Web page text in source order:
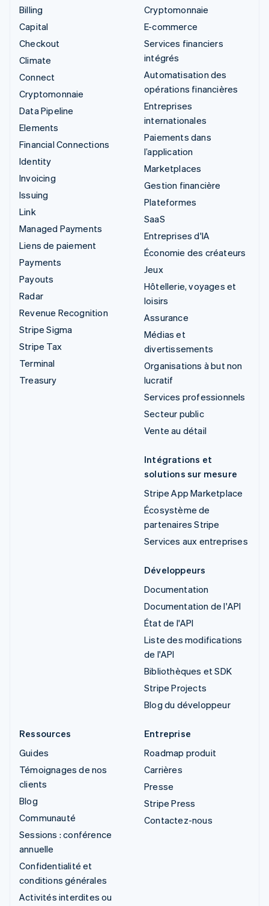
Billing
Capital
Checkout
Climate
Connect
Cryptomonnaie
Data Pipeline
Elements
Financial Connections
Identity
Invoicing
Issuing
Link
Managed Payments
Liens de paiement
Payments
Payouts
Radar
Revenue Recognition
Stripe Sigma
Stripe Tax
Terminal
Treasury
Cryptomonnaie
E-commerce
Services financiers
intégrés
Automatisation des
opérations financières
Entreprises
internationales
Paiements dans
l’application
Marketplaces
Gestion financière
Plateformes
SaaS
Entreprises d'IA
Économie des créateurs
Jeux
Hôtellerie, voyages et
loisirs
Assurance
Médias et
divertissements
Organisations à but non
lucratif
Services professionnels
Secteur public
Vente au détail
Intégrations et
solutions sur mesure
Stripe App Marketplace
Écosystème de
partenaires Stripe
Services aux entreprises
Développeurs
Documentation
Documentation de l'API
État de l'API
Liste des modifications
de l'API
Bibliothèques et SDK
Stripe Projects
Blog du développeur
Ressources
Guides
Témoignages de nos
clients
Blog
Communauté
Sessions : conférence
annuelle
Confidentialité et
conditions générales
Activités interdites ou
Entreprise
Roadmap produit
Carrières
Presse
Stripe Press
Contactez-nous